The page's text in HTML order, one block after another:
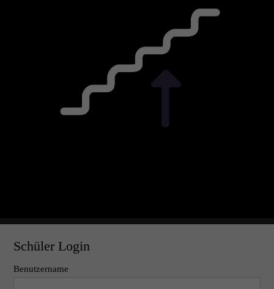
Schüler Login
Benutzername